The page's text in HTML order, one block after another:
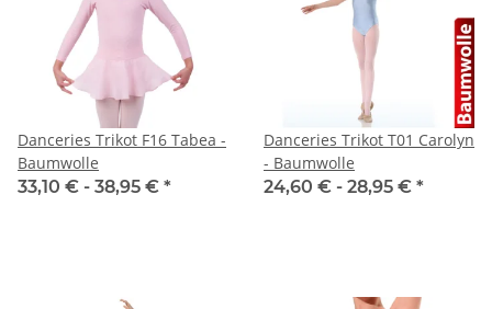
Danceries Trikot F16 Tabea -
Baumwolle
33,10 € - 38,95 € *
Danceries Trikot T01 Carolyn
- Baumwolle
24,60 € - 28,95 € *